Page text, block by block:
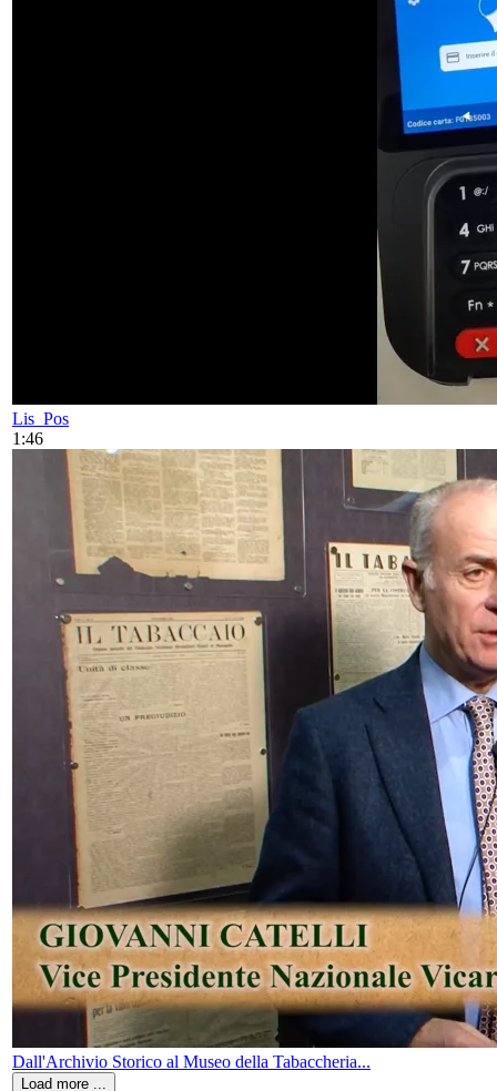
Lis_Pos
1:46
Dall'Archivio Storico al Museo della Tabaccheria...
Load more ...